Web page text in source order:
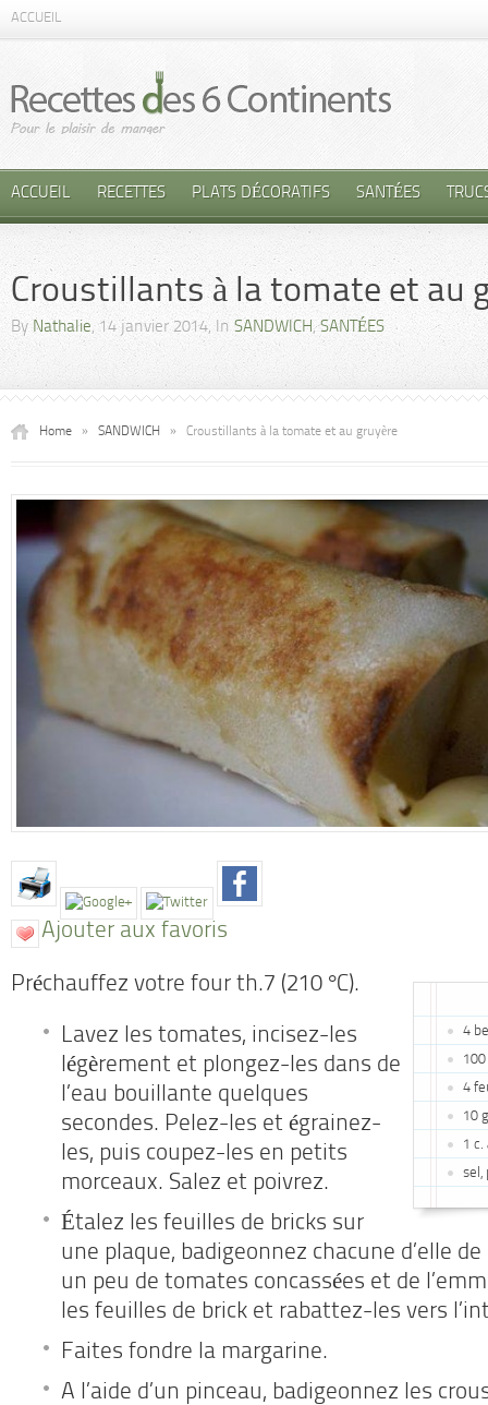
ACCUEIL
ACCUEIL RECETTES PLATS DÉCORATIFS SANTÉES
Croustillants à la tomate et au
By Nathalie, 14 janvier 2014, In SANDWICH,SANTÉES
Home » SANDWICH » Croustillants à la tomate et au gruyère
Ajouter aux favoris
4
4
10
1 c.
sel,
Préchauffez votre four th.7 (210 °C).
Lavez les tomates, incisez-les
légèrement et plongez-les dans de
l’eau bouillante quelques
secondes. Pelez-les et égrainez-
les, puis coupez-les en petits
morceaux. Salez et poivrez.
Étalez les feuilles de bricks sur
une plaque, badigeonnez chacune d’elle
un peu de tomates concassées et de
les feuilles de brick et rabattez-les vers
Faites fondre la margarine.
A l’aide d’un pinceau, badigeonnez les